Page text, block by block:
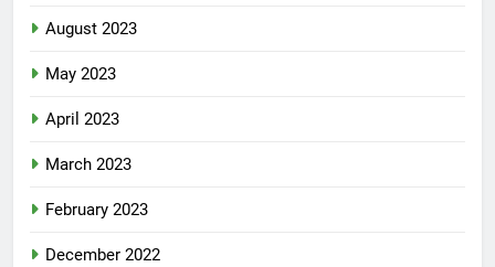
August 2023
May 2023
April 2023
March 2023
February 2023
December 2022